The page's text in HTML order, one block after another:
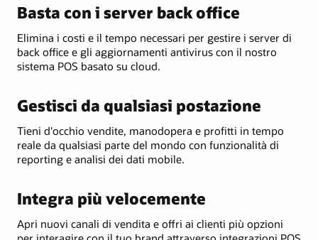
Basta con i server back office
Elimina i costi e il tempo necessari per gestire i server di
back office e gli aggiornamenti antivirus con il nostro
sistema POS basato su cloud.
Gestisci da qualsiasi postazione
Tieni d'occhio vendite, manodopera e profitti in tempo
reale da qualsiasi parte del mondo con funzionalità di
reporting e analisi dei dati mobile.
Integra più velocemente
Apri nuovi canali di vendita e offri ai clienti più opzioni